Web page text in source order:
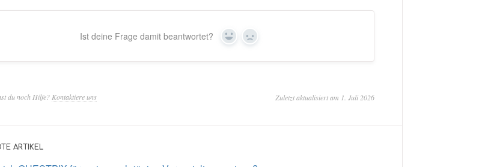
Ist deine Frage damit beantwortet? Ja Nein
du noch Hilfe?Kontaktiere uns Zuletzt aktualisiert am 1. Juli 2026
ARTIKEL